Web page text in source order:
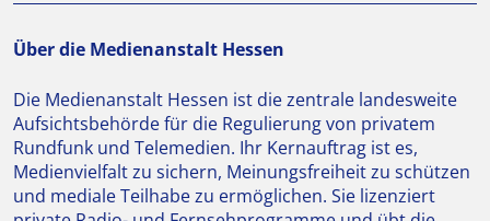
Über die Medienanstalt Hessen
Die Medienanstalt Hessen ist die zentrale landesweite
Aufsichtsbehörde für die Regulierung von privatem
Rundfunk und Telemedien. Ihr Kernauftrag ist es,
Medienvielfalt zu sichern, Meinungsfreiheit zu schützen
und mediale Teilhabe zu ermöglichen. Sie lizenziert